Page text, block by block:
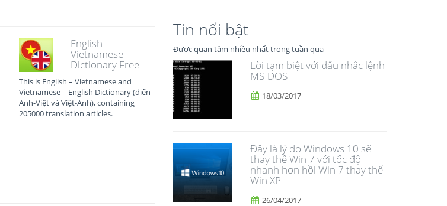
English
Vietnamese
Dictionary Free
This is English – Vietnamese and
Vietnamese – English Dictionary (điển
Anh-Việt và Việt-Anh), containing
205000 translation articles.
Tin nổi bật
Được quan tâm nhiều nhất trong tuần qua
Lời tạm biệt với dấu nhắc lệnh
MS-DOS
18/03/2017
Đây là lý do Windows 10 sẽ
thay thế Win 7 với tốc độ
nhanh hơn hồi Win 7 thay thế
Win XP
26/04/2017